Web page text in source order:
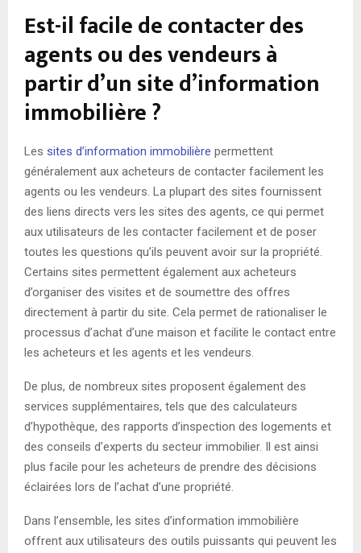
Est-il facile de contacter des
agents ou des vendeurs à
partir d’un site d’information
immobilière ?
Les sites d’information immobilière permettent
généralement aux acheteurs de contacter facilement les
agents ou les vendeurs. La plupart des sites fournissent
des liens directs vers les sites des agents, ce qui permet
aux utilisateurs de les contacter facilement et de poser
toutes les questions qu’ils peuvent avoir sur la propriété.
Certains sites permettent également aux acheteurs
d’organiser des visites et de soumettre des offres
directement à partir du site. Cela permet de rationaliser le
processus d’achat d’une maison et facilite le contact entre
les acheteurs et les agents et les vendeurs.
De plus, de nombreux sites proposent également des
services supplémentaires, tels que des calculateurs
d’hypothèque, des rapports d’inspection des logements et
des conseils d’experts du secteur immobilier. Il est ainsi
plus facile pour les acheteurs de prendre des décisions
éclairées lors de l’achat d’une propriété.
Dans l’ensemble, les sites d’information immobilière
offrent aux utilisateurs des outils puissants qui peuvent les